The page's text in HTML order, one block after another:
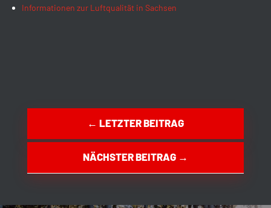
Informationen zur Luftqualität in Sachsen
← LETZTER BEITRAG
NÄCHSTER BEITRAG→